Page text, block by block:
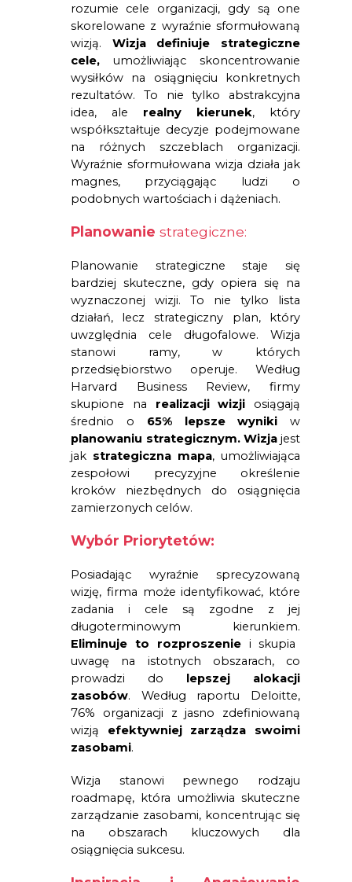
rozumie cele organizacji, gdy są one
skorelowane z wyraźnie sformułowaną
wizją. Wizja definiuje strategiczne
cele,umożliwiając skoncentrowanie
wysiłków na osiągnięciu konkretnych
rezultatów. To nie tylko abstrakcyjna
idea, ale realny kierunek, który
współkształtuje decyzje podejmowane
na różnych szczeblach organizacji.
Wyraźnie sformułowana wizja działa jak
magnes, przyciągając ludzi o
podobnych wartościach i dążeniach.
Planowanie strategiczne:
Planowanie strategiczne staje się
bardziej skuteczne, gdy opiera się na
wyznaczonej wizji. To nie tylko lista
działań, lecz strategiczny plan, który
uwzględnia cele długofalowe. Wizja
stanowi ramy, w których
przedsiębiorstwo operuje. Według
Harvard Business Review, firmy
skupione na realizacji wizji osiągają
średnio o 65% lepsze wynikiw
planowaniu strategicznym. Wizjajest
jak strategiczna mapa, umożliwiająca
zespołowi precyzyjne określenie
kroków niezbędnych do osiągnięcia
zamierzonych celów.
Wybór Priorytetów:
Posiadając wyraźnie sprecyzowaną
wizję, firma może identyfikować, które
zadania i cele są zgodne z jej
długoterminowym kierunkiem.
Eliminuje to rozproszeniei skupia
uwagę na istotnych obszarach, co
prowadzi do lepszej alokacji
zasobów. Według raportu Deloitte,
76% organizacji z jasno zdefiniowaną
wizją efektywniej zarządza swoimi
zasobami.
Wizja stanowi pewnego rodzaju
roadmapę, która umożliwia skuteczne
zarządzanie zasobami, koncentrując się
na obszarach kluczowych dla
osiągnięcia sukcesu.